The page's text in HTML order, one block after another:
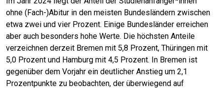
ohne (Fach-)Abitur in den meisten Bundesländern zwischen
etwa zwei und vier Prozent. Einige Bundesländer erreichen
aber auch besonders hohe Werte. Die höchsten Anteile
verzeichnen derzeit Bremen mit 5,8 Prozent, Thüringen mit
5,0 Prozent und Hamburg mit 4,5 Prozent. In Bremen ist
gegenüber dem Vorjahr ein deutlicher Anstieg um 2,1
Prozentpunkte zu beobachten, der überwiegend auf